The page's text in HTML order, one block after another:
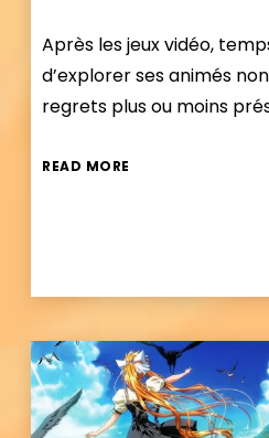
Après les jeux vidéo,
d’explorer ses animés
regrets plus ou moins
READ MORE